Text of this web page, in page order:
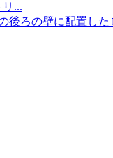
リ...
後ろの壁に配置し